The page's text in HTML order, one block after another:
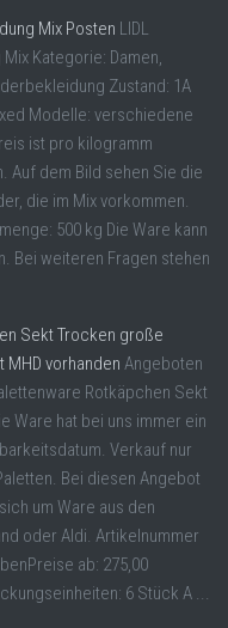
Mix Posten LIDL
Kategorie: Damen,
Zustand: 1A
Modelle: verschiedene
ist pro kilogramm
Auf dem Bild sehen Sie die
die im Mix vorkommen.
500 kg Die Ware kann
Bei weiteren Fragen stehen
Sekt Trocken große
MHD vorhanden Angeboten
Rotkäpchen Sekt
Ware hat bei uns immer ein
Verkauf nur
Bei diesen Angebot
um Ware aus den
oder Aldi. Artikelnummer
ab: 275,00
6 Stück A ...